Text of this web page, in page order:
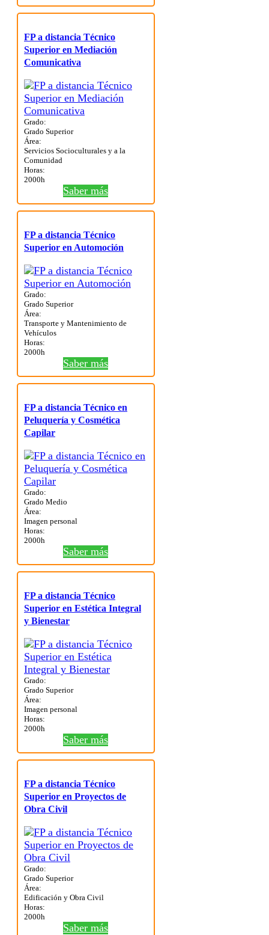
FP a distancia Técnico
Superior en Mediación
Comunicativa
Grado:
Grado Superior
Área:
Servicios Socioculturales y a la
Comunidad
Horas:
2000h
Saber más
FP a distancia Técnico
Superior en Automoción
Grado:
Grado Superior
Área:
Transporte y Mantenimiento de
Vehículos
Horas:
2000h
Saber más
FP a distancia Técnico en
Peluquería y Cosmética
Capilar
Grado:
Grado Medio
Área:
Imagen personal
Horas:
2000h
Saber más
FP a distancia Técnico
Superior en Estética Integral
y Bienestar
Grado:
Grado Superior
Área:
Imagen personal
Horas:
2000h
Saber más
FP a distancia Técnico
Superior en Proyectos de
Obra Civil
Grado:
Grado Superior
Área:
Edificación y Obra Civil
Horas:
2000h
Saber más